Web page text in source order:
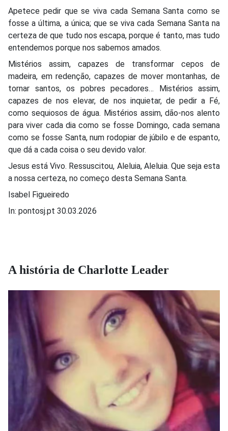
Apetece pedir que se viva cada Semana Santa como se
fosse a última, a única; que se viva cada Semana Santa na
certeza de que tudo nos escapa, porque é tanto, mas tudo
entendemos porque nos sabemos amados.
Mistérios assim, capazes de transformar cepos de
madeira, em redenção, capazes de mover montanhas, de
tornar santos, os pobres pecadores… Mistérios assim,
capazes de nos elevar, de nos inquietar, de pedir a Fé,
como sequiosos de água. Mistérios assim, dão-nos alento
para viver cada dia como se fosse Domingo, cada semana
como se fosse Santa, num rodopiar de júbilo e de espanto,
que dá a cada coisa o seu devido valor.
Jesus está Vivo. Ressuscitou, Aleluia, Aleluia. Que seja esta
a nossa certeza, no começo desta Semana Santa.
Isabel Figueiredo
In: pontosj.pt 30.03.2026
A história de Charlotte Leader